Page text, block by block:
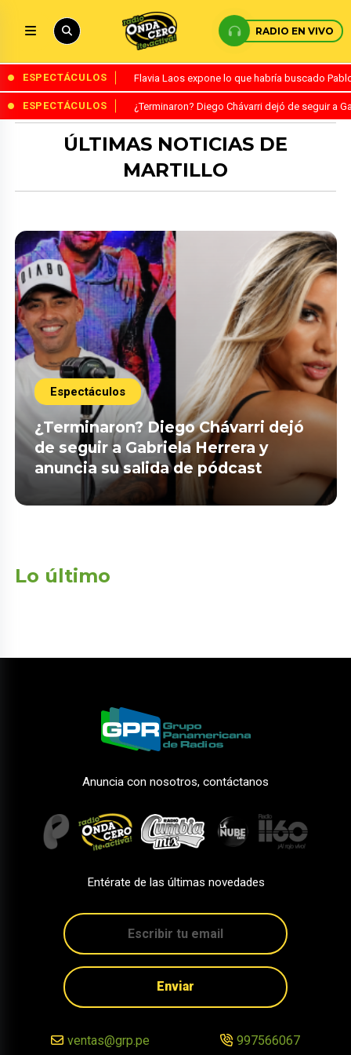
RADIO EN VIVO
ESPECTÁCULOS Flavia Laos expone lo que habría buscado
ESPECTÁCULOS ¿Terminaron? Diego Chávarri dejó de seguir a
ÚLTIMAS NOTICIAS DE
MARTILLO
Espectáculos
¿Terminaron? Diego Chávarri dejó
de seguir a Gabriela Herrera y
anuncia su salida de pódcast
Lo último
Anuncia con nosotros, contáctanos
Entérate de las últimas novedades
Enviar
ventas@grp.pe 997566067